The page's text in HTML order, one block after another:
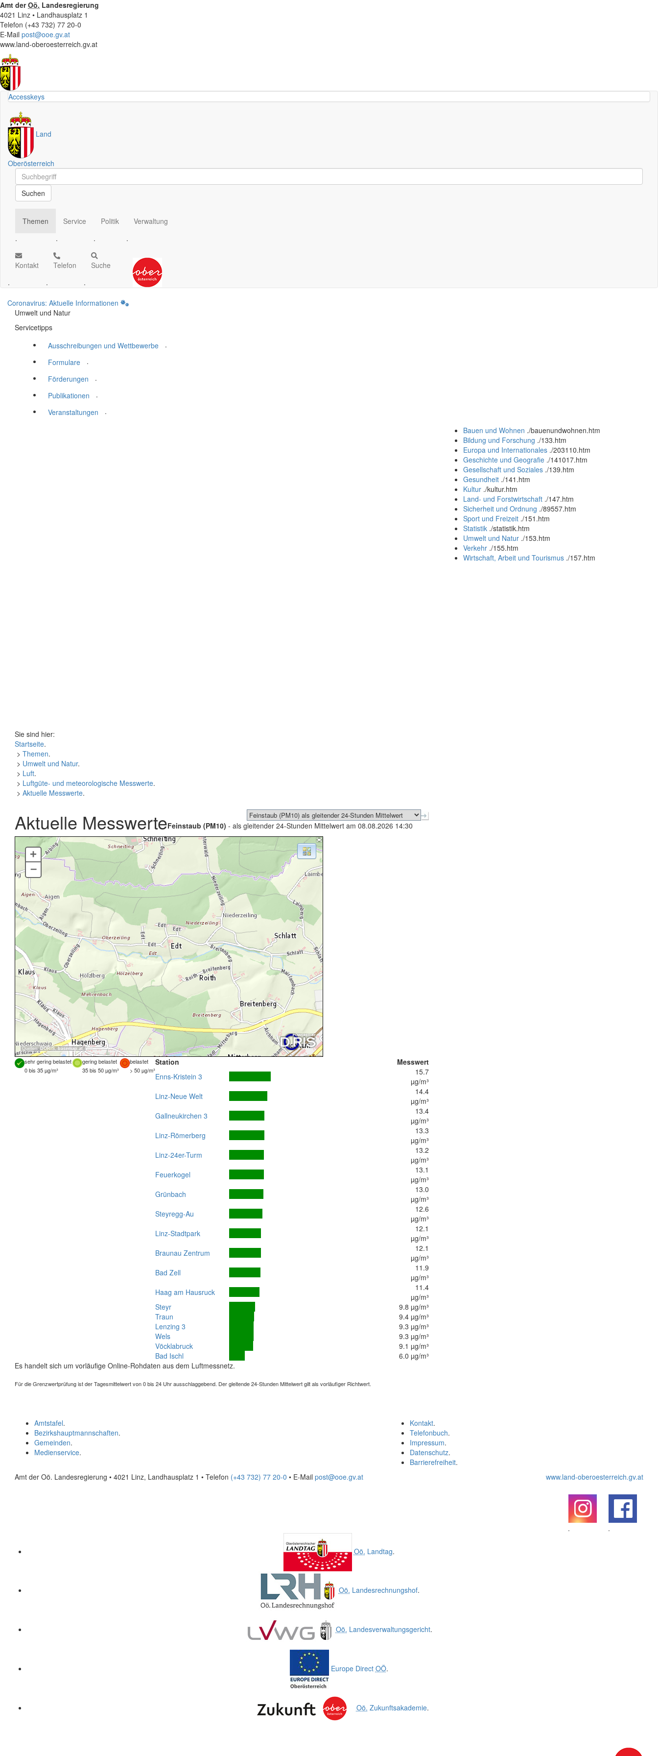
Amt derOö. Landesregierung
4021 Linz • Landhausplatz 1
Telefon (+43 732) 77 20-0
E-Mail post@ooe.gv.at
www.land-oberoesterreich.gv.at
Accesskeys
Land
Oberösterreich
Schnellsuche
Schnellsuche
Suchen
Themen
.
Service
.
Politik
.
Verwaltung
.
Kontakt
.
Telefon
.
Suche
.
Coronavirus: Aktuelle Informationen
Umwelt und Natur
Servicetipps
Ausschreibungen und Wettbewerbe
.
Formulare
.
Förderungen
.
Publikationen
.
Veranstaltungen
.
Bauen und Wohnen ./bauenundwohnen.htm
Bildung und Forschung ./133.htm
Europa und Internationales ./203110.htm
Geschichte und Geografie ./141017.htm
Gesellschaft und Soziales ./139.htm
Gesundheit ./141.htm
Kultur ./kultur.htm
Land- und Forstwirtschaft ./147.htm
Sicherheit und Ordnung ./89557.htm
Sport und Freizeit ./151.htm
Statistik ./statistik.htm
Umwelt und Natur ./153.htm
Verkehr ./155.htm
Wirtschaft, Arbeit und Tourismus ./157.htm
Sie sind hier:
Startseite.
> Themen.
> Umwelt und Natur.
> Luft.
> Luftgüte- und meteorologische Messwerte.
> Aktuelle Messwerte.
Aktuelle MesswerteFeinstaub (PM10) - als gleitender 24-Stunden Mittelwert am 08.08.2026 14:30
Quellen: DORIS,basemap.at
+
–
sehr gering belastet gering belastet
belastet
0 bis 35 µg/m³
35 bis 50 µg/m³ > 50 µg/m³
Station
Messwert
Enns-Kristein 3
15.7
µg/m³
Linz-Neue Welt
14.4
µg/m³
Gallneukirchen 3
13.4
µg/m³
Linz-Römerberg
13.3
µg/m³
Linz-24er-Turm
13.2
µg/m³
Feuerkogel
13.1
µg/m³
Grünbach
13.0
µg/m³
Steyregg-Au
12.6
µg/m³
Linz-Stadtpark
12.1
µg/m³
Braunau Zentrum
12.1
µg/m³
Bad Zell
11.9
µg/m³
Haag am Hausruck
11.4
µg/m³
Steyr
9.8 µg/m³
Traun
9.4 µg/m³
Lenzing 3
9.3 µg/m³
Wels
9.3 µg/m³
Vöcklabruck
9.1 µg/m³
Bad Ischl
6.0 µg/m³
Es handelt sich um vorläufige Online-Rohdaten aus dem Luftmessnetz.
Für die Grenzwertprüfung ist der Tagesmittelwert von 0 bis 24 Uhr ausschlaggebend. Der gleitende 24-Stunden Mittelwert gilt als vorläufiger Richtwert.
Kontakt.
Telefonbuch.
Impressum.
Datenschutz.
Barrierefreiheit.
Amtstafel.
Bezirkshauptmannschaften.
Gemeinden.
Medienservice.
Amt der Oö. Landesregierung • 4021 Linz, Landhausplatz 1 • Telefon (+43 732) 77 20-0 • E-Mail post@ooe.gv.at www.land-oberoesterreich.gv.at
.
.
Oö. Landtag.
Oö. Landesrechnungshof.
Oö. Landesverwaltungsgericht.
Europe Direct OÖ.
Oö. Zukunftsakademie.